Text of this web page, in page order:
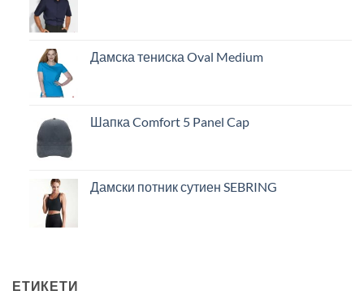
Дамска тениска Oval Medium
Шапка Comfort 5 Panel Cap
Дамски потник сутиен SEBRING
ЕТИКЕТИ